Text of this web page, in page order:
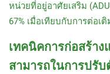
หน่วยที่อยู่อาศัยเสริม
67% เมื่อเทียบกับการต่อเ
เทคนิคการก่อสร้า
สามารถในการปรับ